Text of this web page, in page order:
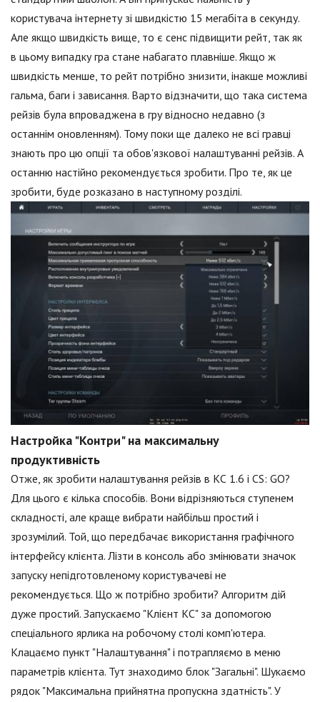
користувача інтернету зі швидкістю 15 мегабіта в секунду.
Але якщо швидкість вище, то є сенс підвищити рейт, так як
в цьому випадку гра стане набагато плавніше. Якщо ж
швидкість менше, то рейт потрібно знизити, інакше можливі
гальма, баги і зависання. Варто відзначити, що така система
рейзів була впроваджена в гру відносно недавно (з
останнім оновленням). Тому поки ще далеко не всі гравці
знають про цю опції та обов'язкової налаштуванні рейзів. А
останню настійно рекомендується зробити. Про те, як це
зробити, буде розказано в наступному розділі.
Настройка "Контри" на максимальну
продуктивність
Отже, як зробити налаштування рейзів в КС 1.6 і CS: GO?
Для цього є кілька способів. Вони відрізняються ступенем
складності, але краще вибрати найбільш простий і
зрозумілий. Той, що передбачає використання графічного
інтерфейсу клієнта. Лізти в консоль або змінювати значок
запуску непідготовленому користувачеві не
рекомендується. Що ж потрібно зробити? Алгоритм дій
дуже простий. Запускаємо "Клієнт КС" за допомогою
спеціального ярлика на робочому столі комп'ютера.
Клацаємо пункт "Налаштування" і потрапляємо в меню
параметрів клієнта. Тут знаходимо блок "Загальні". Шукаємо
рядок "Максимальна прийнятна пропускна здатність". У